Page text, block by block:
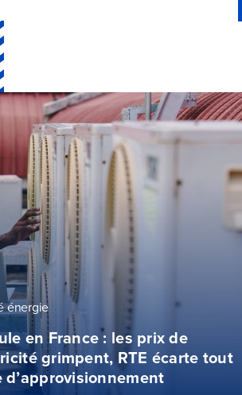
énergie
en France : les prix de
grimpent, RTE écarte tout
d’approvisionnement